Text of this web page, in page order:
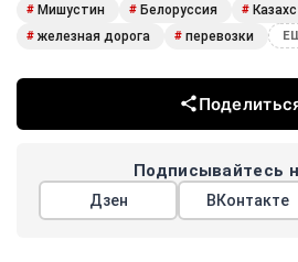
# Мишустин # Белоруссия #
# железная дорога # перевозки
Подписывайтесь
Дзен ВКонтакте